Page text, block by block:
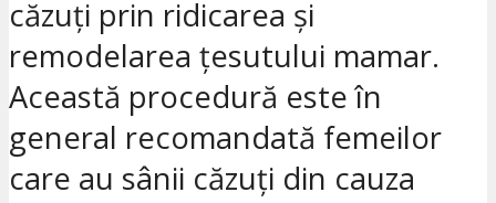
căzuți prin ridicarea și
remodelarea țesutului mamar.
Această procedură este în
general recomandată femeilor
care au sânii căzuți din cauza